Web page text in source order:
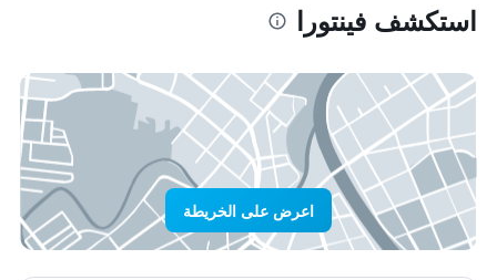
استكشف فينتورا
اعرض على الخريطة